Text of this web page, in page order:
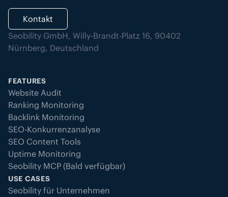
Kontakt
Seobility GmbH, Willy-Brandt-Platz 16, 90402
Nürnberg, Deutschland
FEATURES
Website Audit
Ranking Monitoring
Backlink Monitoring
SEO-Konkurrenzanalyse
SEO Content Tools
Uptime Monitoring
Seobility MCP (Bald verfügbar)
USE CASES
Seobility für Unternehmen